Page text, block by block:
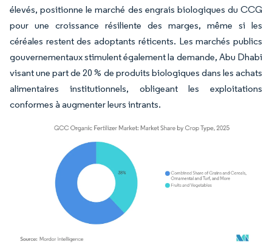
élevés, positionne le marché des engrais biologiques du CCG
pour une croissance résiliente des marges, même si les
céréales restent des adoptants réticents. Les marchés publics
gouvernementaux stimulent également la demande, Abu Dhabi
visant une part de 20 % de produits biologiques dans les achats
alimentaires institutionnels, obligeant les exploitations
conformes à augmenter leurs intrants.